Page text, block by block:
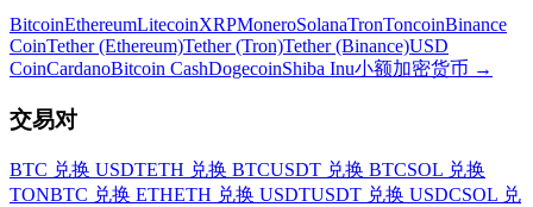
BitcoinEthereumLitecoinXRPMoneroSolanaTronToncoinBinance
CoinTether (Ethereum)Tether (Tron)Tether (Binance)USD
CoinCardanoBitcoin CashDogecoinShiba Inu小额加密货币 →
交易对
BTC 兑换 USDTETH 兑换 BTCUSDT 兑换 BTCSOL 兑换
TONBTC 兑换 ETHETH 兑换 USDTUSDT 兑换 USDCSOL 兑